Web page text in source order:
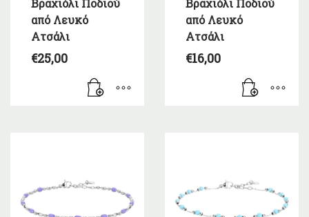
Βραχιόλι Ποδιού
από Λευκό
Ατσάλι
€25,00
Βραχιόλι Ποδιού
από Λευκό
Ατσάλι
€16,00